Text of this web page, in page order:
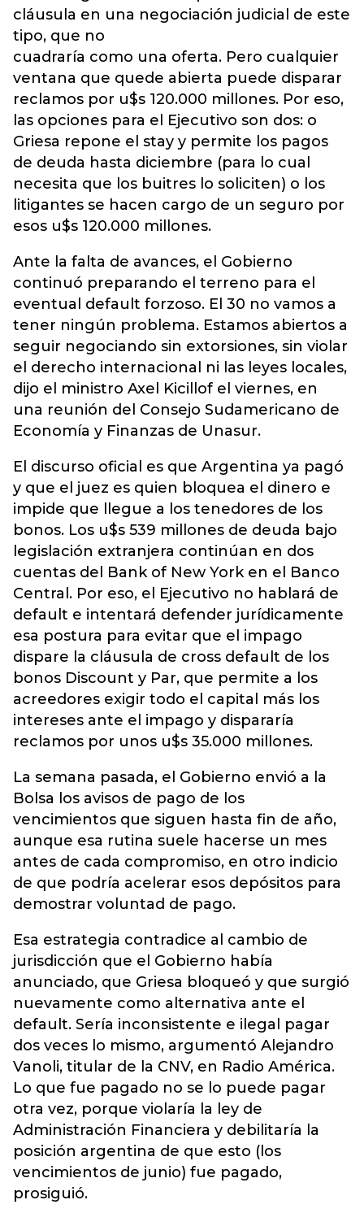
cláusula en una negociación judicial de este
tipo, que no
cuadraría como una oferta. Pero cualquier
ventana que quede abierta puede disparar
reclamos por u$s 120.000 millones. Por eso,
las opciones para el Ejecutivo son dos: o
Griesa repone el stay y permite los pagos
de deuda hasta diciembre (para lo cual
necesita que los buitres lo soliciten) o los
litigantes se hacen cargo de un seguro por
esos u$s 120.000 millones.
Ante la falta de avances, el Gobierno
continuó preparando el terreno para el
eventual default forzoso. El 30 no vamos a
tener ningún problema. Estamos abiertos a
seguir negociando sin extorsiones, sin violar
el derecho internacional ni las leyes locales,
dijo el ministro Axel Kicillof el viernes, en
una reunión del Consejo Sudamericano de
Economía y Finanzas de Unasur.
El discurso oficial es que Argentina ya pagó
y que el juez es quien bloquea el dinero e
impide que llegue a los tenedores de los
bonos. Los u$s 539 millones de deuda bajo
legislación extranjera continúan en dos
cuentas del Bank of New York en el Banco
Central. Por eso, el Ejecutivo no hablará de
default e intentará defender jurídicamente
esa postura para evitar que el impago
dispare la cláusula de cross default de los
bonos Discount y Par, que permite a los
acreedores exigir todo el capital más los
intereses ante el impago y dispararía
reclamos por unos u$s 35.000 millones.
La semana pasada, el Gobierno envió a la
Bolsa los avisos de pago de los
vencimientos que siguen hasta fin de año,
aunque esa rutina suele hacerse un mes
antes de cada compromiso, en otro indicio
de que podría acelerar esos depósitos para
demostrar voluntad de pago.
Esa estrategia contradice al cambio de
jurisdicción que el Gobierno había
anunciado, que Griesa bloqueó y que surgió
nuevamente como alternativa ante el
default. Sería inconsistente e ilegal pagar
dos veces lo mismo, argumentó Alejandro
Vanoli, titular de la CNV, en Radio América.
Lo que fue pagado no se lo puede pagar
otra vez, porque violaría la ley de
Administración Financiera y debilitaría la
posición argentina de que esto (los
vencimientos de junio) fue pagado,
prosiguió.